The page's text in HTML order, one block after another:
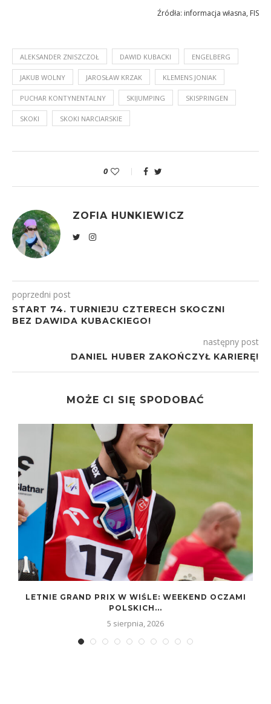
Źródła: informacja własna, FIS
ALEKSANDER ZNISZCZOŁ DAWID KUBACKI ENGELBERG
JAKUB WOLNY JAROSŁAW KRZAK KLEMENS JONIAK
PUCHAR KONTYNENTALNY SKIJUMPING SKISPRINGEN
SKOKI SKOKI NARCIARSKIE
0
ZOFIA HUNKIEWICZ
poprzedni post
START 74. TURNIEJU CZTERECH SKOCZNI
BEZ DAWIDA KUBACKIEGO!
następny post
DANIEL HUBER ZAKOŃCZYŁ KARIERĘ!
MOŻE CI SIĘ SPODOBAĆ
LETNIE GRAND PRIX W WIŚLE: WEEKEND OCZAMI
POLSKICH...
5 sierpnia, 2026